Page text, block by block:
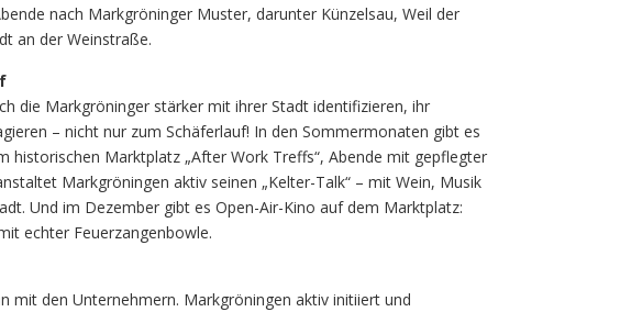
nach Markgröninger Muster, darunter Künzelsau, Weil der
an der Weinstraße.
die Markgröninger stärker mit ihrer Stadt identifizieren, ihr
– nicht nur zum Schäferlauf! In den Sommermonaten gibt es
Marktplatz „After Work Treffs“, Abende mit gepflegter
Markgröningen aktiv seinen „Kelter-Talk“ – mit Wein, Musik
Und im Dezember gibt es Open-Air-Kino auf dem Marktplatz:
echter Feuerzangenbowle.
mit den Unternehmern. Markgröningen aktiv initiiert und